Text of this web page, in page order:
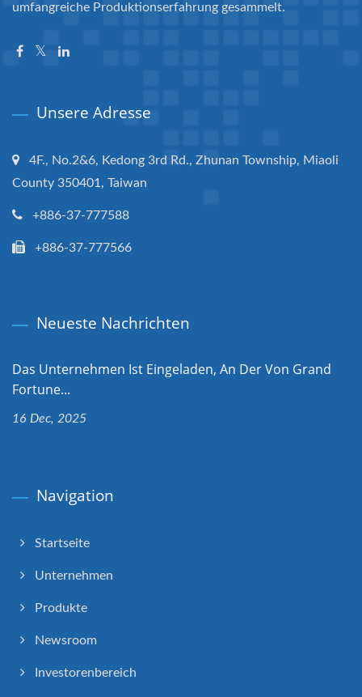
umfangreiche Produktionserfahrung gesammelt.
Unsere Adresse
4F., No.2&6, Kedong 3rd Rd., Zhunan Township, Miaoli
County 350401, Taiwan
+886-37-777588
+886-37-777566
Neueste Nachrichten
Das Unternehmen Ist Eingeladen, An Der Von Grand
Fortune...
16 Dec, 2025
Navigation
Startseite
Unternehmen
Produkte
Newsroom
Investorenbereich